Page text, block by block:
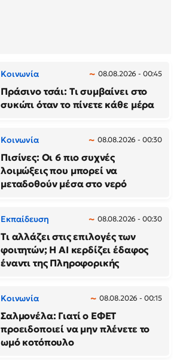
Κοινωνία 08.08.2026 - 00:45
Πράσινο τσάι: Τι συμβαίνει στο
συκώτι όταν το πίνετε κάθε μέρα
Κοινωνία 08.08.2026 - 00:30
Πισίνες: Οι 6 πιο συχνές
λοιμώξεις που μπορεί να
μεταδοθούν μέσα στο νερό
Εκπαίδευση 08.08.2026 - 00:30
Τι αλλάζει στις επιλογές των
φοιτητών; Η AI κερδίζει έδαφος
έναντι της Πληροφορικής
Κοινωνία 08.08.2026 - 00:15
Σαλμονέλα: Γιατί ο ΕΦΕΤ
προειδοποιεί να μην πλένετε το
ωμό κοτόπουλο